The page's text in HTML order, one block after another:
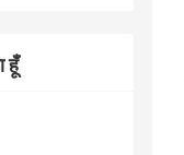
हूँ